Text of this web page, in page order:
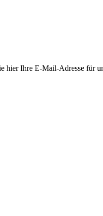
hier Ihre E-Mail-Adresse für